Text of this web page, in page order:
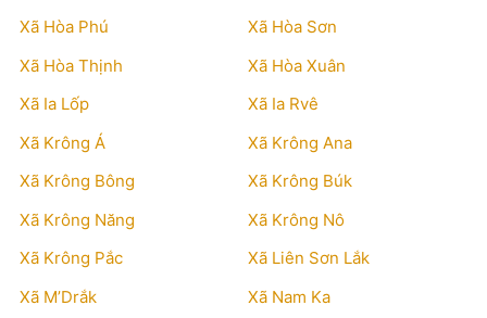
Xã Hòa Phú
Xã Hòa Sơn
Xã Hòa Thịnh
Xã Hòa Xuân
Xã Ia Lốp
Xã Ia Rvê
Xã Krông Á
Xã Krông Ana
Xã Krông Bông
Xã Krông Búk
Xã Krông Năng
Xã Krông Nô
Xã Krông Pắc
Xã Liên Sơn Lắk
Xã M’Drắk
Xã Nam Ka